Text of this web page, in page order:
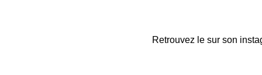
Retrouvez le sur son